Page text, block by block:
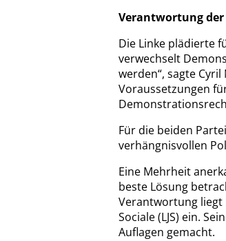
Verantwortung der
Die Linke plädierte
verwechselt
werden“, sagte
Voraussetzungen
Für die beiden
verhängnisvollen
Eine Mehrheit
beste Lösung
Verantwortung liegt
Sociale (LJS) ein.
Auflagen gemacht.